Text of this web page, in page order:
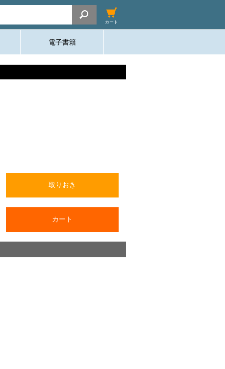
カート
電子書籍
取りおき
カート